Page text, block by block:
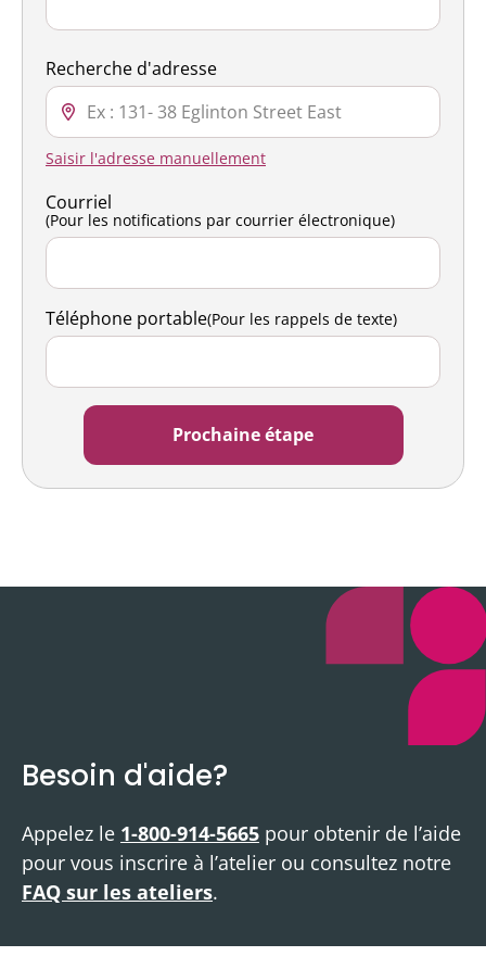
Recherche d'adresse
Saisir l'adresse manuellement
Courriel
(Pour les notifications par courrier électronique)
Téléphone portable(Pour les rappels de texte)
Besoin d'aide?
Appelez le 1-800-914-5665 pour obtenir de l’aide
pour vous inscrire à l’atelier ou consultez notre
FAQ sur les ateliers.